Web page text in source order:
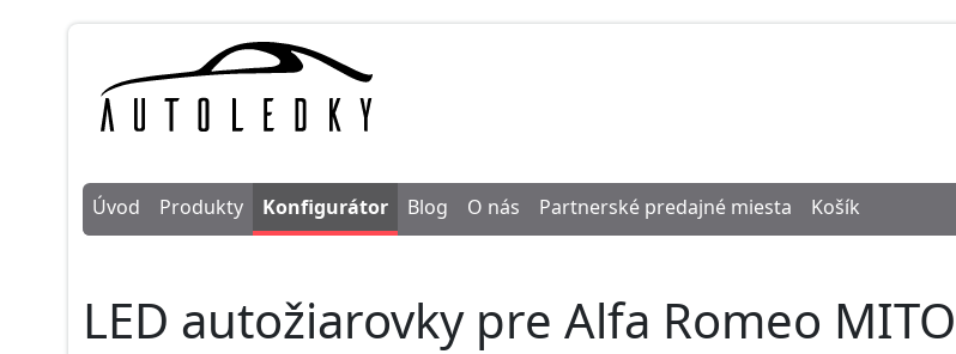
Úvod
Produkty Konfigurátor Blog O nás Partnerské predajné miesta Košík
LED autožiarovky pre Alfa Romeo